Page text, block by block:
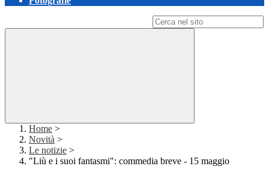
Home >
Novità >
Le notizie >
"Liù e i suoi fantasmi": commedia breve - 15 maggio